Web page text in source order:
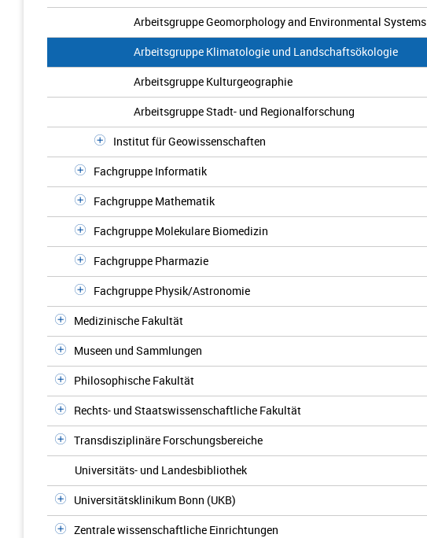
Arbeitsgruppe Geomorphology and Environmental Systems
Arbeitsgruppe Klimatologie und Landschaftsökologie
Arbeitsgruppe Kulturgeographie
Arbeitsgruppe Stadt- und Regionalforschung
Institut für Geowissenschaften
Fachgruppe Informatik
Fachgruppe Mathematik
Fachgruppe Molekulare Biomedizin
Fachgruppe Pharmazie
Fachgruppe Physik/Astronomie
Medizinische Fakultät
Museen und Sammlungen
Philosophische Fakultät
Rechts- und Staatswissenschaftliche Fakultät
Transdisziplinäre Forschungsbereiche
Universitäts- und Landesbibliothek
Universitätsklinikum Bonn (UKB)
Zentrale wissenschaftliche Einrichtungen